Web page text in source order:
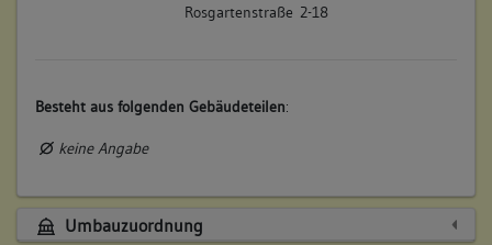
Rosgartenstraße 2-18
Besteht aus folgenden Gebäudeteilen:
keine Angabe
Umbauzuordnung